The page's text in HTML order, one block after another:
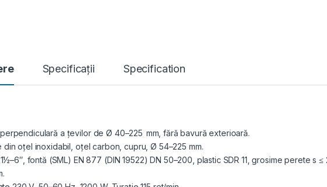
Specificații Specification
a ţevilor de Ø 40–225 mm, fără bavură exterioară.
oțel inoxidabil, oțel carbon, cupru, Ø 54–225 mm.
fontă (SML) EN 877 (DIN 19522) DN 50–200, plastic SDR 11, grosime perete s ≤